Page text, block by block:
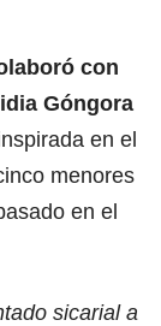
con
Góngora
en el
menores
en el
sicarial a